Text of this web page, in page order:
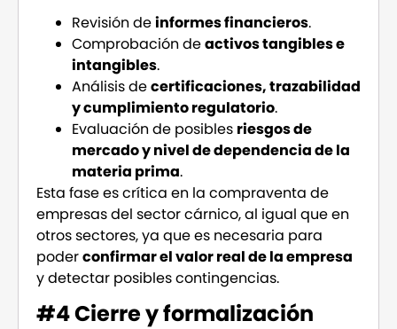
Revisión deinformes financieros.
Comprobación deactivos tangibles e
intangibles.
Análisis decertificaciones, trazabilidad
y cumplimiento regulatorio.
Evaluación de posibles riesgos de
mercado y nivel de dependencia de la
materia prima.
Esta fase es crítica en la compraventa de
empresas del sector cárnico, al igual que en
otros sectores, ya que es necesaria para
poderconfirmar el valor real de la empresa
y detectar posibles contingencias.
#4 Cierre y formalización